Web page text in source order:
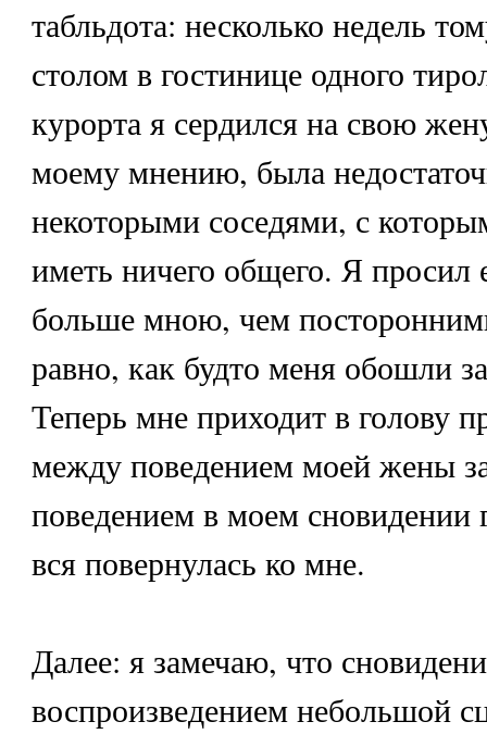
табльдота: несколько недель
столом в гостинице одного
курорта я сердился на свою
моему мнению, была
некоторыми соседями, с
иметь ничего общего. Я просил
больше мною, чем
равно, как будто меня обошли
Теперь мне приходит в голову
между поведением моей жены
поведением в моем
вся повернулась ко мне.
Далее: я замечаю, что
воспроизведением небольшой